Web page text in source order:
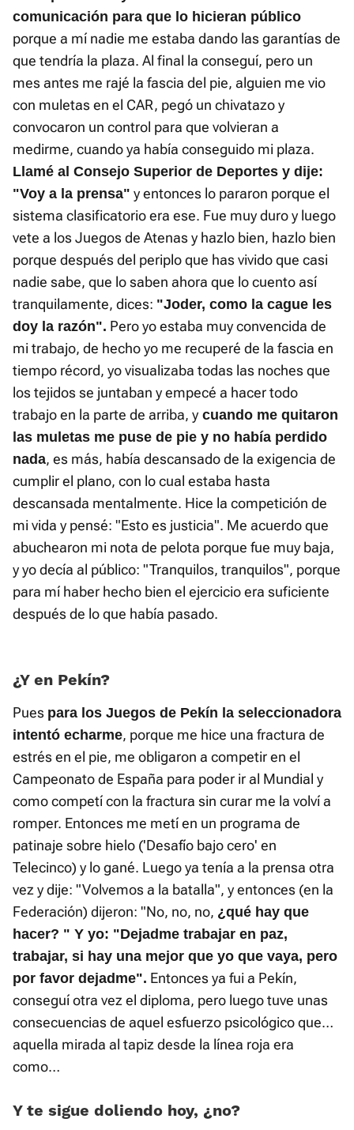
comunicación para que lo hicieran público
porque a mí nadie me estaba dando las garantías de
que tendría la plaza. Al final la conseguí, pero un
mes antes me rajé la fascia del pie, alguien me vio
con muletas en el CAR, pegó un chivatazo y
convocaron un control para que volvieran a
medirme, cuando ya había conseguido mi plaza.
Llamé al Consejo Superior de Deportes y dije:
"Voy a la prensa" y entonces lo pararon porque el
sistema clasificatorio era ese. Fue muy duro y luego
vete a los Juegos de Atenas y hazlo bien, hazlo bien
porque después del periplo que has vivido que casi
nadie sabe, que lo saben ahora que lo cuento así
tranquilamente, dices: "Joder, como la cague les
doy la razón". Pero yo estaba muy convencida de
mi trabajo, de hecho yo me recuperé de la fascia en
tiempo récord, yo visualizaba todas las noches que
los tejidos se juntaban y empecé a hacer todo
trabajo en la parte de arriba, y cuando me quitaron
las muletas me puse de pie y no había perdido
nada, es más, había descansado de la exigencia de
cumplir el plano, con lo cual estaba hasta
descansada mentalmente. Hice la competición de
mi vida y pensé: "Esto es justicia". Me acuerdo que
abuchearon mi nota de pelota porque fue muy baja,
y yo decía al público: "Tranquilos, tranquilos", porque
para mí haber hecho bien el ejercicio era suficiente
después de lo que había pasado.
¿Y en Pekín?
Pues para los Juegos de Pekín la seleccionadora
intentó echarme, porque me hice una fractura de
estrés en el pie, me obligaron a competir en el
Campeonato de España para poder ir al Mundial y
como competí con la fractura sin curar me la volví a
romper. Entonces me metí en un programa de
patinaje sobre hielo ('Desafío bajo cero' en
Telecinco) y lo gané. Luego ya tenía a la prensa otra
vez y dije: "Volvemos a la batalla", y entonces (en la
Federación) dijeron: "No, no, no, ¿qué hay que
hacer? " Y yo: "Dejadme trabajar en paz,
trabajar, si hay una mejor que yo que vaya, pero
por favor dejadme". Entonces ya fui a Pekín,
conseguí otra vez el diploma, pero luego tuve unas
consecuencias de aquel esfuerzo psicológico que…
aquella mirada al tapiz desde la línea roja era
como…
Y te sigue doliendo hoy, ¿no?